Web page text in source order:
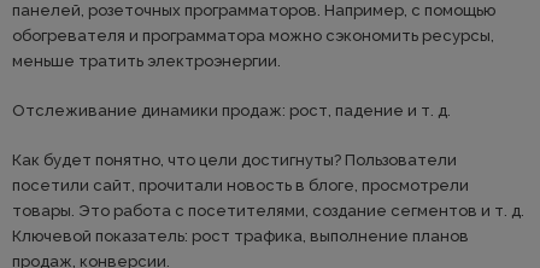
панелей, розеточных программаторов. Например, с помощью
обогревателя и программатора можно сэкономить ресурсы,
меньше тратить электроэнергии.
Отслеживание динамики продаж: рост, падение и т. д.
Как будет понятно, что цели достигнуты? Пользователи
посетили сайт, прочитали новость в блоге, просмотрели
товары. Это работа с посетителями, создание сегментов и т. д.
Ключевой показатель: рост трафика, выполнение планов
продаж, конверсии.